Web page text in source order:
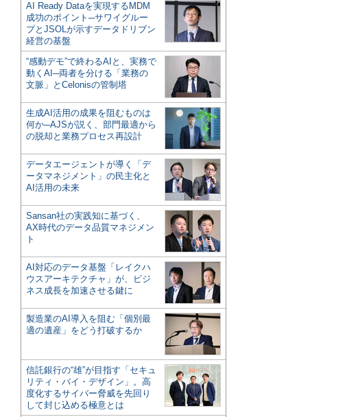
AI Ready Dataを実現するMDM
成功のポイント─サワイグルー
プとJSOLが示すデータドリブン
経営の基盤
“感動デモ”で終わるAIと、実務で
動くAI─両者を分ける「業務の
文脈」とCelonisの管制塔
生成AI活用の成果を阻むものは
何か─AJSが説く、部門最適から
の脱却と業務プロセス再設計
データエージェントが導く「デ
ータマネジメント」の民主化と
AI活用の未来
Sansan社の実践知に基づく、
AX時代のデータ品質マネジメン
ト
AI対応のデータ基盤「レイクハ
ウスアーキテクチャ」が、ビジ
ネス成長を加速させる鍵に
製造業のAI導入を阻む「個別最
適の遺産」をどう打破するか
信託銀行の“雄”が目指す「セキュ
リティ・バイ・デザイン」。高
度化するサイバー脅威を先回り
して封じ込める極意とは